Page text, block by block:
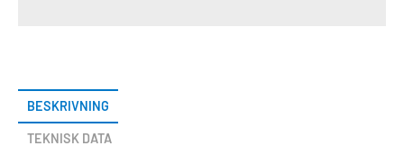
BESKRIVNING
TEKNISK DATA